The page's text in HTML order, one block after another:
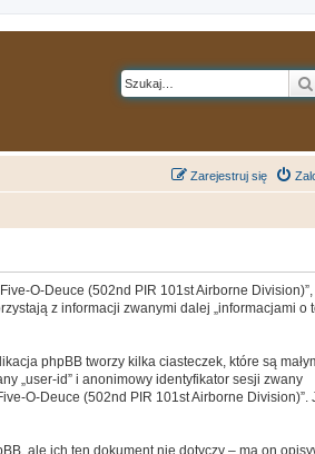
Zarejestruj się
O-Deuce (502nd PIR 101st Airborne Division)”,
z informacji zwanymi dalej „informacjami o
phpBB tworzy kilka ciasteczek, które są
„user-id” i anonimowy identyfikator sesji zwany
O-Deuce (502nd PIR 101st Airborne Division)”.
ale ich ten dokument nie dotyczy – ma on